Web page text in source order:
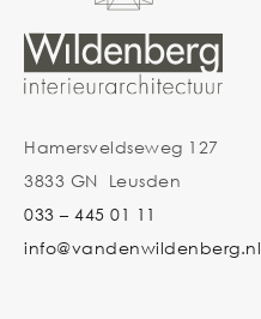
Hamersveldseweg 127
3833 GN Leusden
033 – 445 01 11
info@vandenwildenberg.nl